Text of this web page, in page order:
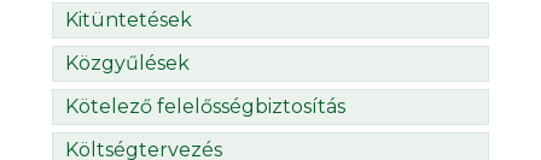
Kitüntetések
Közgyűlések
Kötelező felelősségbiztosítás
Költségtervezés